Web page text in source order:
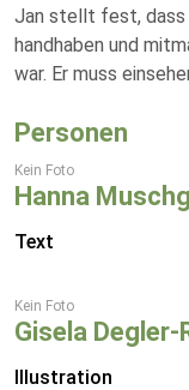
Jan stellt fest, dass
handhaben und
war. Er muss
Personen
Kein Foto
Hanna Muschg
Text
Kein Foto
Gisela Degler-
Illustration